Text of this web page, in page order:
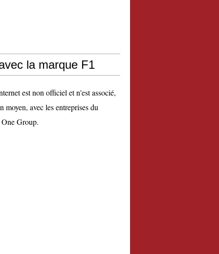
la marque F1
est non officiel et n'est associé,
moyen, avec les entreprises du
Group.